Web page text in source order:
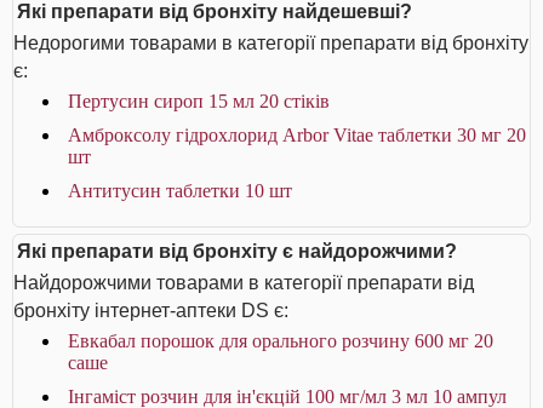
Які препарати від бронхіту найдешевші?
Недорогими товарами в категорії препарати від бронхіту
є:
Пертусин сироп 15 мл 20 стіків
Амброксолу гідрохлорид Arbor Vitae таблетки 30 мг 20
шт
Антитусин таблетки 10 шт
Які препарати від бронхіту є найдорожчими?
Найдорожчими товарами в категорії препарати від
бронхіту інтернет-аптеки DS є:
Евкабал порошок для орального розчину 600 мг 20
саше
Інгаміст розчин для ін'єкцій 100 мг/мл 3 мл 10 ампул